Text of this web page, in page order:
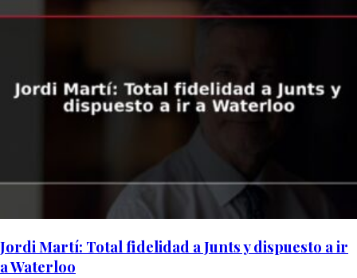
Jordi Martí: Total fidelidad a Junts y dispuesto a ir
a Waterloo